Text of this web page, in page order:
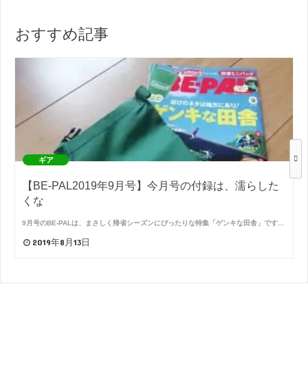
おすすめ記事
ギア
【BE-PAL2019年9月号】今月号の付録は、濡らした
くな
9月号のBE-PALは、まさしく帰省シーズンにぴったりな特集「ゲンキな田舎」です…
2019年8月13日